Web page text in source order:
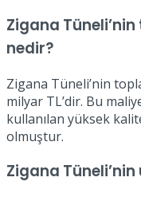
Zigana
nedir?
Zigana Tüneli’nin
milyar TL’dir. Bu
kullanılan yüksek
olmuştur.
Zigana